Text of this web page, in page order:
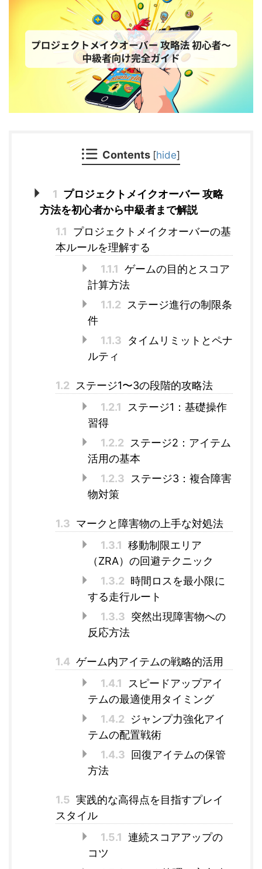
Contents [hide]
1 プロジェクトメイクオーバー 攻略
方法を初心者から中級者まで解説
1.1
プロジェクトメイクオーバーの基
本ルールを理解する
1.1.1 ゲームの目的とスコア
計算方法
1.1.2
ステージ進行の制限条
件
1.1.3
タイムリミットとペナ
ルティ
1.2
ステージ1〜3の段階的攻略法
1.2.1
ステージ1：基礎操作
習得
1.2.2
ステージ2：アイテム
活用の基本
1.2.3
ステージ3：複合障害
物対策
1.3 マークと障害物の上手な対処法
1.3.1 移動制限エリア
（ZRA）の回避テクニック
1.3.2 時間ロスを最小限に
する走行ルート
1.3.3 突然出現障害物への
反応方法
1.4 ゲーム内アイテムの戦略的活用
1.4.1
スピードアップアイ
テムの最適使用タイミング
1.4.2
ジャンプ力強化アイ
テムの配置戦術
1.4.3
回復アイテムの保管
方法
1.5 実践的な高得点を目指すプレイ
スタイル
1.5.1 連続スコアアップの
コツ